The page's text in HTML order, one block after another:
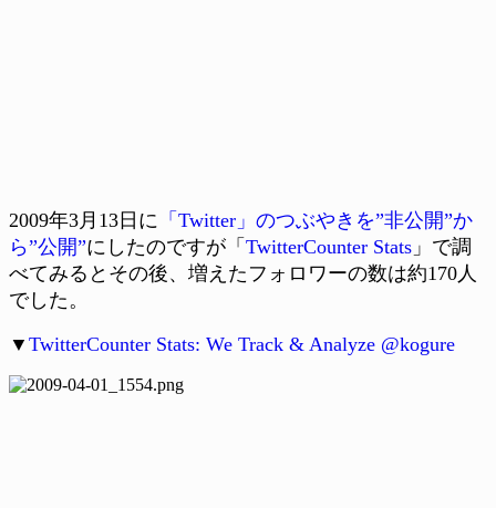
2009年3月13日に 「Twitter」のつぶやきを”非公開”か
ら”公開”にしたのですが「 TwitterCounter Stats 」で調
べてみるとその後、増えたフォロワーの数は約170人
でした。
▼ TwitterCounter Stats: We Track & Analyze @kogure